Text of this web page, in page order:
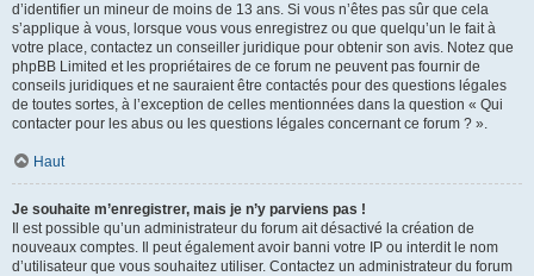
d’identifier un mineur de moins de 13 ans. Si vous n’êtes pas sûr que cela
s’applique à vous, lorsque vous vous enregistrez ou que quelqu’un le fait à
votre place, contactez un conseiller juridique pour obtenir son avis. Notez que
phpBB Limited et les propriétaires de ce forum ne peuvent pas fournir de
conseils juridiques et ne sauraient être contactés pour des questions légales
de toutes sortes, à l’exception de celles mentionnées dans la question « Qui
contacter pour les abus ou les questions légales concernant ce forum ? ».
Haut
Je souhaite m’enregistrer, mais je n’y parviens pas !
Il est possible qu’un administrateur du forum ait désactivé la création de
nouveaux comptes. Il peut également avoir banni votre IP ou interdit le nom
d’utilisateur que vous souhaitez utiliser. Contactez un administrateur du forum